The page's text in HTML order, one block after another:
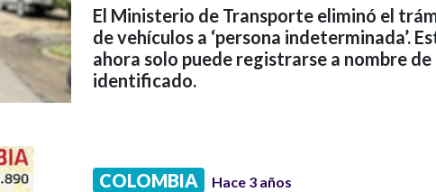
El Ministerio de Transporte eliminó el
de vehículos a ‘persona indeterminada’.
ahora solo puede registrarse a nombre
identificado.
COLOMBIA Hace 3 años